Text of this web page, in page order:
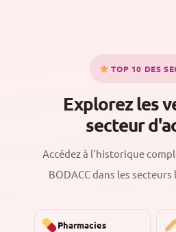
TOP 10 DES
Explorez les
secteur
Accédez à l'historique
BODACC dans les
Pharmacies